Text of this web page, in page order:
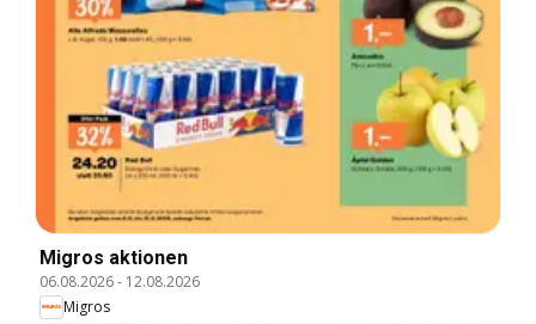
Migros aktionen
06.08.2026- 12.08.2026
Migros